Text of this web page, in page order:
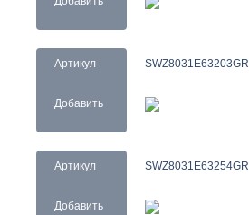
Артикул
Добавить
SWZ8031E63203GR
Артикул
Добавить
SWZ8031E63254GR